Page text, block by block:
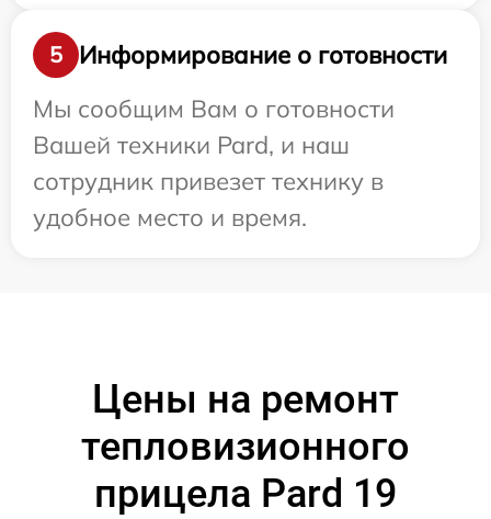
5
Информирование о готовности
Мы сообщим Вам о готовности
Вашей техники Pard, и наш
сотрудник привезет технику в
удобное место и время.
Цены на ремонт
тепловизионного
прицела Pard 19